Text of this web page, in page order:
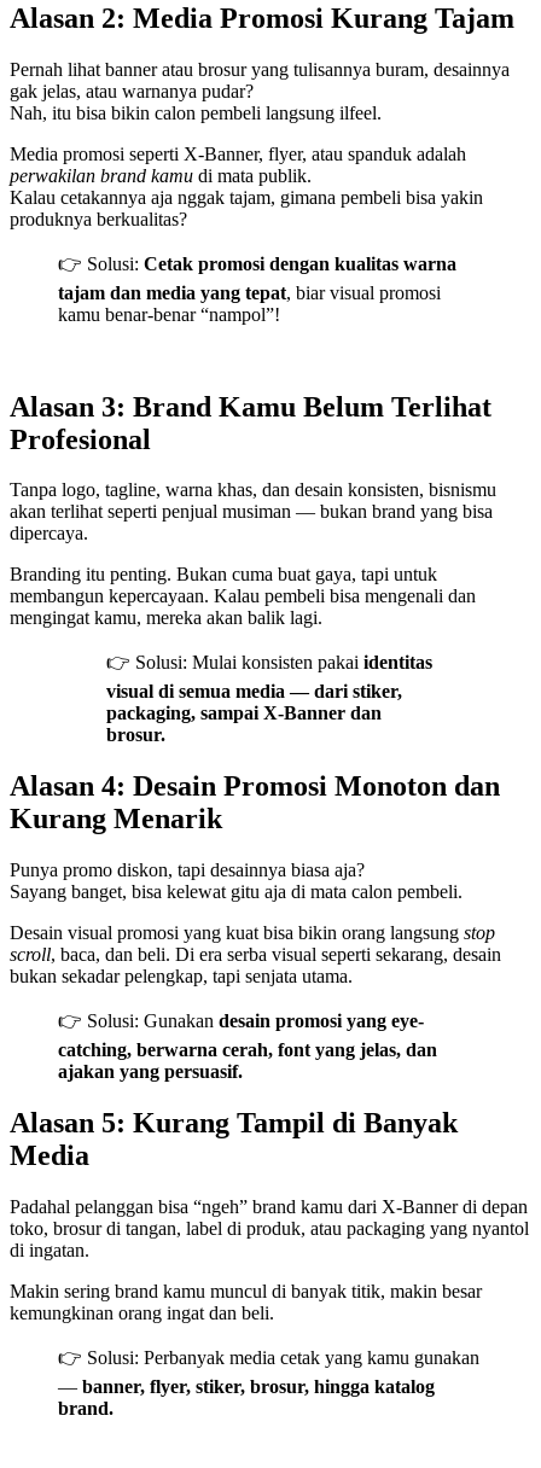
Alasan 2: Media Promosi Kurang Tajam
Pernah lihat banner atau brosur yang tulisannya buram, desainnya
gak jelas, atau warnanya pudar?
Nah, itu bisa bikin calon pembeli langsung ilfeel.
Media promosi seperti X-Banner, flyer, atau spanduk adalah
perwakilan brand kamu di mata publik.
Kalau cetakannya aja nggak tajam, gimana pembeli bisa yakin
produknya berkualitas?
👉 Solusi: Cetak promosi dengan kualitas warna
tajam dan media yang tepat, biar visual promosi
kamu benar-benar “nampol”!
Alasan 3: Brand Kamu Belum Terlihat
Profesional
Tanpa logo, tagline, warna khas, dan desain konsisten, bisnismu
akan terlihat seperti penjual musiman — bukan brand yang bisa
dipercaya.
Branding itu penting. Bukan cuma buat gaya, tapi untuk
membangun kepercayaan. Kalau pembeli bisa mengenali dan
mengingat kamu, mereka akan balik lagi.
👉 Solusi: Mulai konsisten pakai identitas
visual di semua media — dari stiker,
packaging, sampai X-Banner dan
brosur.
Alasan 4: Desain Promosi Monoton dan
Kurang Menarik
Punya promo diskon, tapi desainnya biasa aja?
Sayang banget, bisa kelewat gitu aja di mata calon pembeli.
Desain visual promosi yang kuat bisa bikin orang langsung stop
scroll, baca, dan beli. Di era serba visual seperti sekarang, desain
bukan sekadar pelengkap, tapi senjata utama.
👉 Solusi: Gunakan desain promosi yang eye-
catching, berwarna cerah, font yang jelas, dan
ajakan yang persuasif.
Alasan 5: Kurang Tampil di Banyak
Media
Padahal pelanggan bisa “ngeh” brand kamu dari X-Banner di depan
toko, brosur di tangan, label di produk, atau packaging yang nyantol
di ingatan.
Makin sering brand kamu muncul di banyak titik, makin besar
kemungkinan orang ingat dan beli.
👉 Solusi: Perbanyak media cetak yang kamu gunakan
— banner, flyer, stiker, brosur, hingga katalog
brand.